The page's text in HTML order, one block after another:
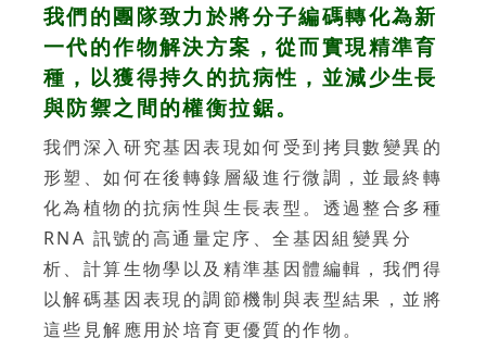
我們的團隊致力於將分子編碼轉化為新
一代的作物解決方案，從而實現精準育
種，以獲得持久的抗病性，並減少生長
與防禦之間的權衡拉鋸。
我們深入研究基因表現如何受到拷貝數變異的
形塑、如何在後轉錄層級進行微調，並最終轉
化為植物的抗病性與生長表型。透過整合多種
RNA 訊號的高通量定序、全基因組變異分
析、計算生物學以及精準基因體編輯，我們得
以解碼基因表現的調節機制與表型結果，並將
這些見解應用於培育更優質的作物。